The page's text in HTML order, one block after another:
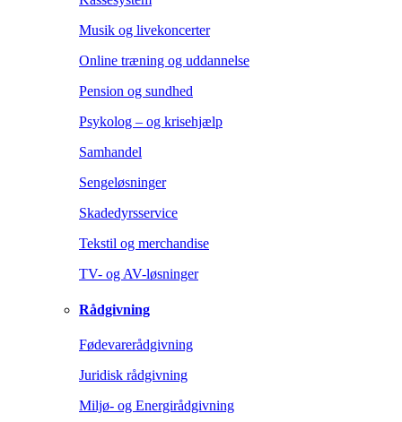
Musik og livekoncerter
Online træning og uddannelse
Pension og sundhed
Psykolog – og krisehjælp
Samhandel
Sengeløsninger
Skadedyrsservice
Tekstil og merchandise
TV- og AV-løsninger
Rådgivning
Fødevarerådgivning
Juridisk rådgivning
Miljø- og Energirådgivning